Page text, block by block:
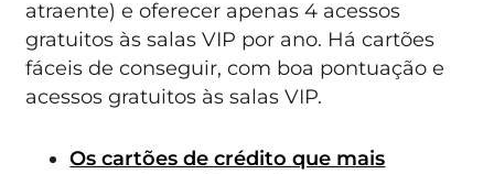
atraente) e oferecer apenas 4 acessos
gratuitos às salas VIP por ano. Há cartões
fáceis de conseguir, com boa pontuação e
acessos gratuitos às salas VIP.
Os cartões de crédito que mais